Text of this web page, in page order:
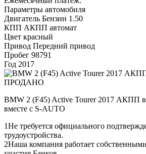
Параметры автомобиля
Двигатель Бензин 1.50
КПП АКПП автомат
Цвет красный
Привод Передний привод
Пробег 98791
Год 2017
ПРОДАНО
BMW 2 (F45) Active Tourer 2017 АКПП в
вместе с S-AUTO
1Не требуется официального
трудоустройства.
2Наша компания работает